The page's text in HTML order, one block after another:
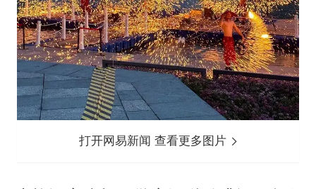
打开网易新闻 查看更多图片